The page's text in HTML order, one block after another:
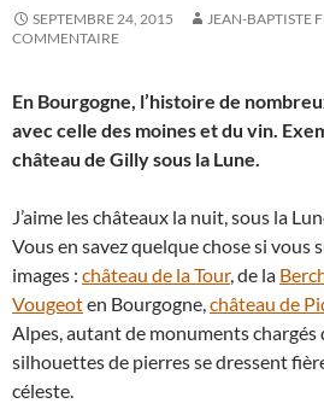
SEPTEMBRE 24, 2015 JEAN-BAPTISTE
COMMENTAIRE
En Bourgogne, l’histoire de
avec celle des moines et du vin.
château de Gilly sous la Lune.
J’aime les châteaux la nuit, sous la
Vous en savez quelque chose si vous
images : château de la Tour, de la
Vougeoten Bourgogne, château de
Alpes, autant de monuments chargés
silhouettes de pierres se dressent
céleste.